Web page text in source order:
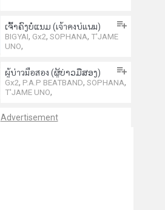
ເຈົ້າຄົງບໍ່ແນມ (เจ้าคงบ่แนม)
BIGYAI, Gx2, SOPHANA, T'JAME
UNO,
ผู้บ่าวมือสอง (ຜູ້ບ່າວມືສອງ)
Gx2, P.A.P BEATBAND, SOPHANA,
T'JAME UNO,
Advertisement